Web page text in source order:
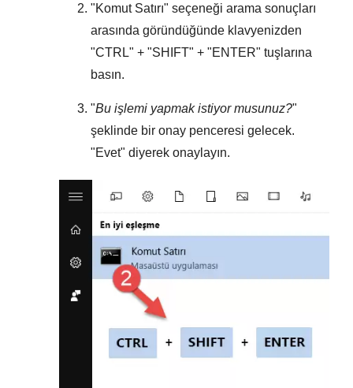
"Komut Satırı" seçeneği arama sonuçları
arasında göründüğünde klavyenizden
"CTRL" + "SHIFT" + "ENTER" tuşlarına
basın.
"Bu işlemi yapmak istiyor musunuz?"
şeklinde bir onay penceresi gelecek.
"Evet" diyerek onaylayın.